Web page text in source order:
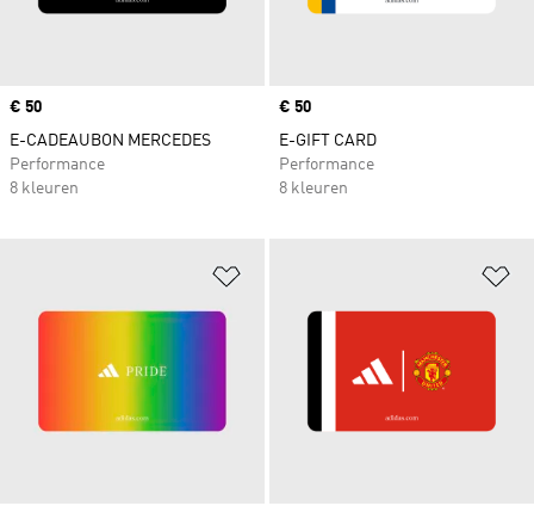
Price
€ 50
E-CADEAUBON MERCEDES
Performance
8 kleuren
Price
€ 50
E-GIFT CARD
Performance
8 kleuren